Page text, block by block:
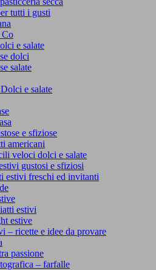
tutti i gusti
Co
e salate
dolci
salate
e salate
e sfiziose
americani
veloci dolci e salate
gustosi e sfiziosi
estivi freschi ed invitanti
estivi
estive
– ricette e idee da provare
passione
– farfalle